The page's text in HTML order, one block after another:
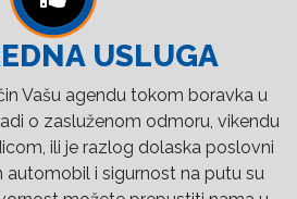
USLUGA
Vašu agendu tokom boravka u
o zasluženom odmoru, vikendu
ili je razlog dolaska poslovni
automobil i sigurnost na putu su